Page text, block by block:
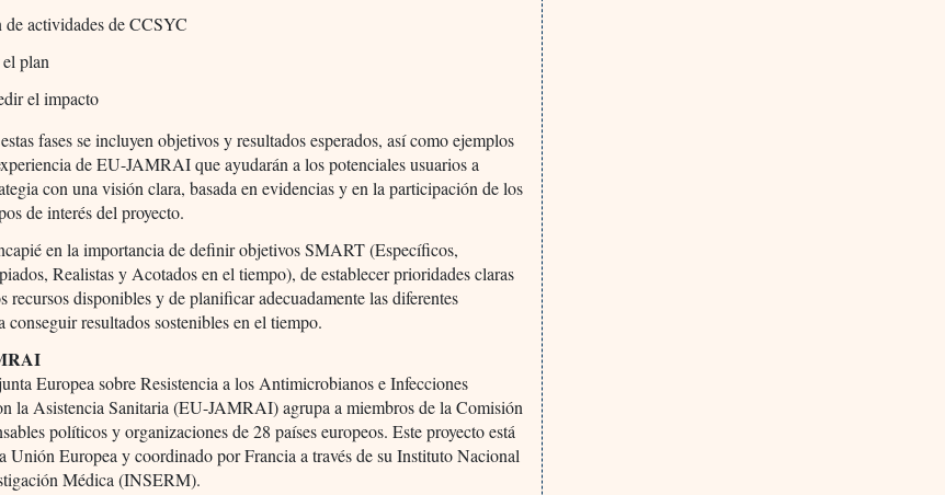
actividades de CCSYC
plan
el impacto
fases se incluyen objetivos y resultados esperados, así como ejemplos
de EU-JAMRAI que ayudarán a los potenciales usuarios a
con una visión clara, basada en evidencias y en la participación de los
de interés del proyecto.
en la importancia de definir objetivos SMART (Específicos,
Realistas y Acotados en el tiempo), de establecer prioridades claras
recursos disponibles y de planificar adecuadamente las diferentes
conseguir resultados sostenibles en el tiempo.
Europea sobre Resistencia a los Antimicrobianos e Infecciones
la Asistencia Sanitaria (EU-JAMRAI) agrupa a miembros de la Comisión
políticos y organizaciones de 28 países europeos. Este proyecto está
Unión Europea y coordinado por Francia a través de su Instituto Nacional
Médica (INSERM).